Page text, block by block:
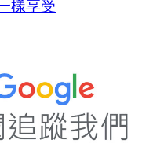
樣享受